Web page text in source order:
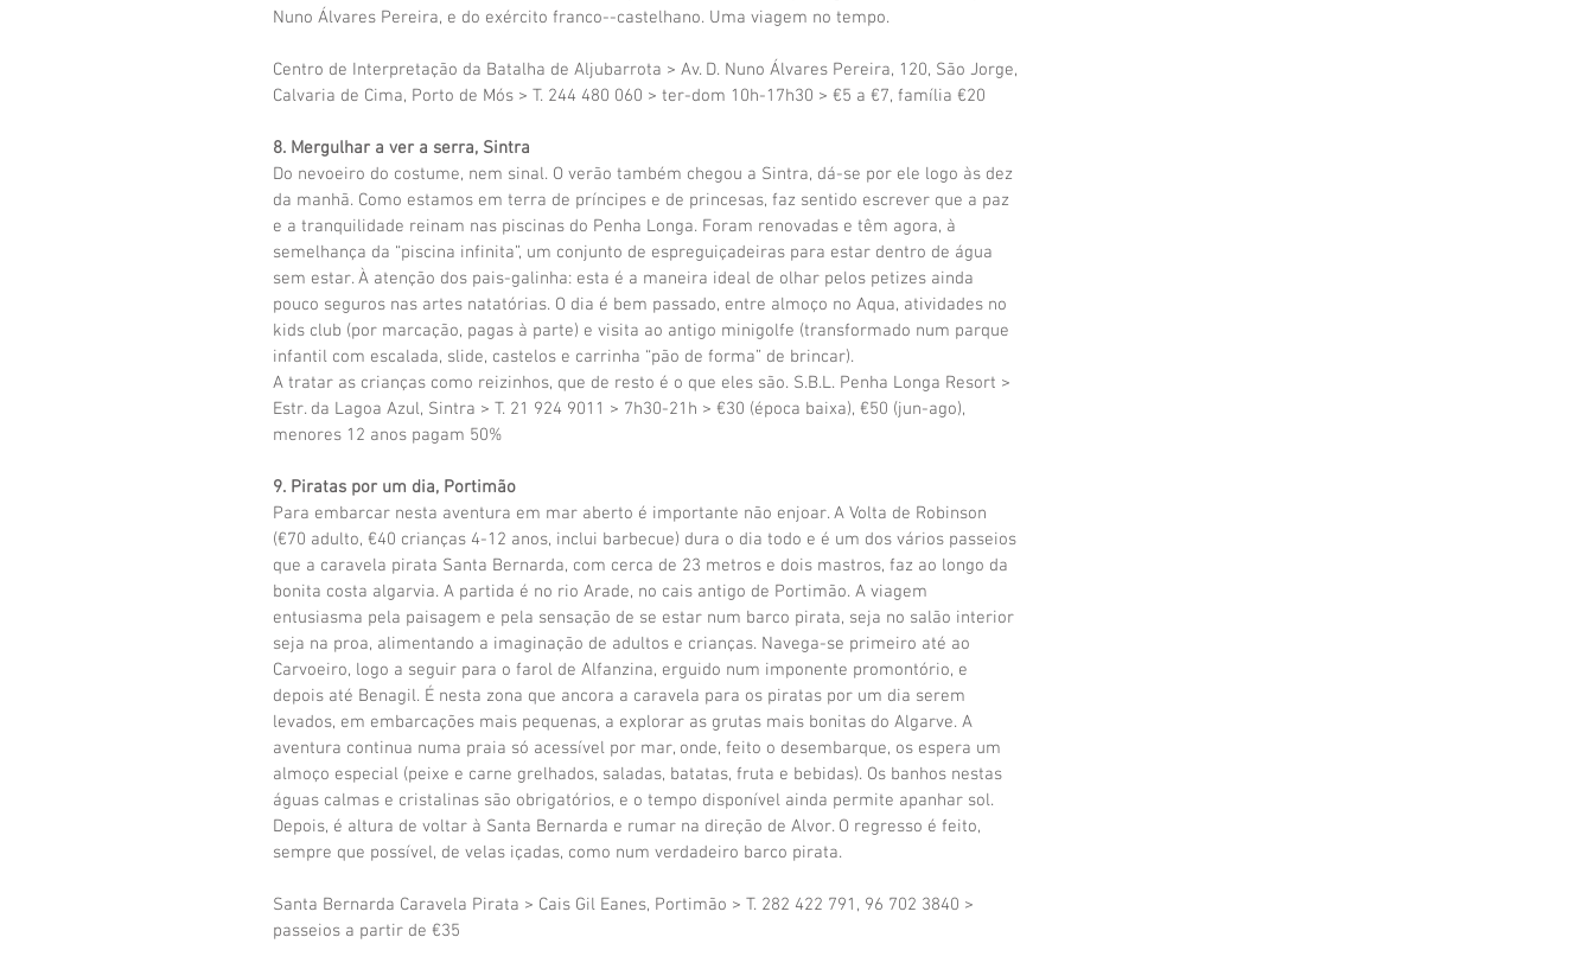
Nuno Álvares Pereira, e do exército franco--castelhano. Uma viagem no tempo.
Centro de Interpretação da Batalha de Aljubarrota > Av. D. Nuno Álvares Pereira, 120, São Jorge,
Calvaria de Cima, Porto de Mós > T. 244 480 060 > ter-dom 10h-17h30 > €5 a €7, família €20
8. Mergulhar a ver a serra, Sintra
Do nevoeiro do costume, nem sinal. O verão também chegou a Sintra, dá-se por ele logo às dez
da manhã. Como estamos em terra de príncipes e de princesas, faz sentido escrever que a paz
e a tranquilidade reinam nas piscinas do Penha Longa. Foram renovadas e têm agora, à
semelhança da “piscina infinita”, um conjunto de espreguiçadeiras para estar dentro de água
sem estar. À atenção dos pais-galinha: esta é a maneira ideal de olhar pelos petizes ainda
pouco seguros nas artes natatórias. O dia é bem passado, entre almoço no Aqua, atividades no
kids club (por marcação, pagas à parte) e visita ao antigo minigolfe (transformado num parque
infantil com escalada, slide, castelos e carrinha “pão de forma” de brincar).
A tratar as crianças como reizinhos, que de resto é o que eles são. S.B.L. Penha Longa Resort >
Estr. da Lagoa Azul, Sintra > T. 21 924 9011 > 7h30-21h > €30 (época baixa), €50 (jun-ago),
menores 12 anos pagam 50%
9. Piratas por um dia, Portimão
Para embarcar nesta aventura em mar aberto é importante não enjoar. A Volta de Robinson
(€70 adulto, €40 crianças 4-12 anos, inclui barbecue) dura o dia todo e é um dos vários passeios
que a caravela pirata Santa Bernarda, com cerca de 23 metros e dois mastros, faz ao longo da
bonita costa algarvia. A partida é no rio Arade, no cais antigo de Portimão. A viagem
entusiasma pela paisagem e pela sensação de se estar num barco pirata, seja no salão interior
seja na proa, alimentando a imaginação de adultos e crianças. Navega-se primeiro até ao
Carvoeiro, logo a seguir para o farol de Alfanzina, erguido num imponente promontório, e
depois até Benagil. É nesta zona que ancora a caravela para os piratas por um dia serem
levados, em embarcações mais pequenas, a explorar as grutas mais bonitas do Algarve. A
aventura continua numa praia só acessível por mar, onde, feito o desembarque, os espera um
almoço especial (peixe e carne grelhados, saladas, batatas, fruta e bebidas). Os banhos nestas
águas calmas e cristalinas são obrigatórios, e o tempo disponível ainda permite apanhar sol.
Depois, é altura de voltar à Santa Bernarda e rumar na direção de Alvor. O regresso é feito,
sempre que possível, de velas içadas, como num verdadeiro barco pirata.
Santa Bernarda Caravela Pirata > Cais Gil Eanes, Portimão > T. 282 422 791, 96 702 3840 >
passeios a partir de €35